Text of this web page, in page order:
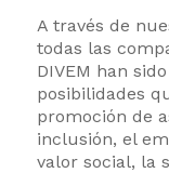
A través de
todas las
DIVEM han
posibilidades
promoción de
inclusión, el
valor social, la